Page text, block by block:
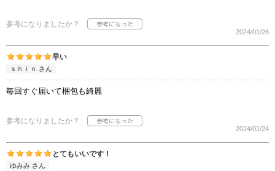
参考になりましたか？
2024/01/26
早い
ｓｈｉｎ さん
毎回すぐ届いて梱包も綺麗
参考になりましたか？
2024/01/24
とてもいいです！
ゆみみ さん